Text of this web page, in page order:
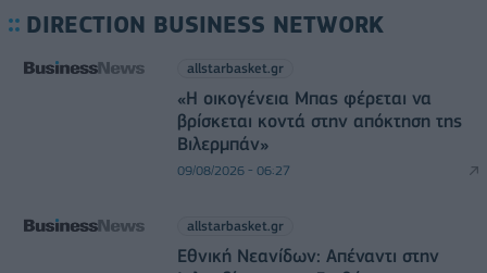
DIRECTION BUSINESS NETWORK
allstarbasket.gr
«Η οικογένεια Μπας φέρεται να
βρίσκεται κοντά στην απόκτηση της
Βιλερμπάν»
09/08/2026 - 06:27
allstarbasket.gr
Εθνική Νεανίδων: Απέναντι στην